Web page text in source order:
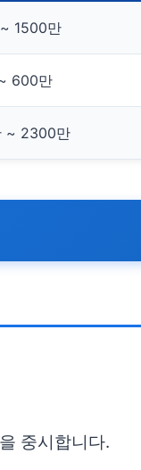
1500만
600만
~ 2300만
중시합니다.